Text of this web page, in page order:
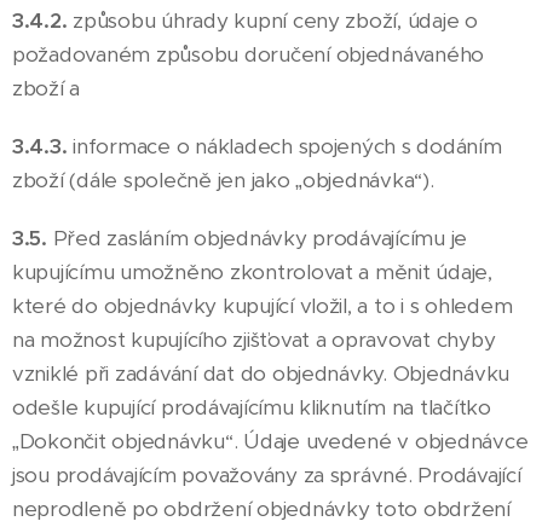
3.4.2. způsobu úhrady kupní ceny zboží, údaje o
požadovaném způsobu doručení objednávaného
zboží a
3.4.3.informace o nákladech spojených s dodáním
zboží (dále společně jen jako „objednávka“).
3.5. Před zasláním objednávky prodávajícímu je
kupujícímu umožněno zkontrolovat a měnit údaje,
které do objednávky kupující vložil, a to i s ohledem
na možnost kupujícího zjišťovat a opravovat chyby
vzniklé při zadávání dat do objednávky. Objednávku
odešle kupující prodávajícímu kliknutím na tlačítko
„Dokončit objednávku“. Údaje uvedené v objednávce
jsou prodávajícím považovány za správné. Prodávající
neprodleně po obdržení objednávky toto obdržení